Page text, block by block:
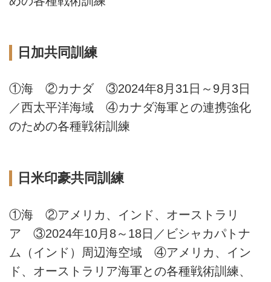
日加共同訓練
①海 ②カナダ ③2024年8月31日～9月3日
／西太平洋海域 ④カナダ海軍との連携強化
のための各種戦術訓練
日米印豪共同訓練
①海 ②アメリカ、インド、オーストラリ
ア ③2024年10月8～18日／ビシャカパトナ
ム（インド）周辺海空域 ④アメリカ、イン
ド、オーストラリア海軍との各種戦術訓練、